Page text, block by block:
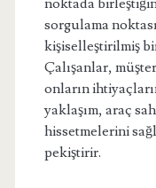
noktada
sorgulama
kişiselleştirilmiş
Çalışanlar,
onların
yaklaşım, araç
hissetmelerini
pekiştirir.